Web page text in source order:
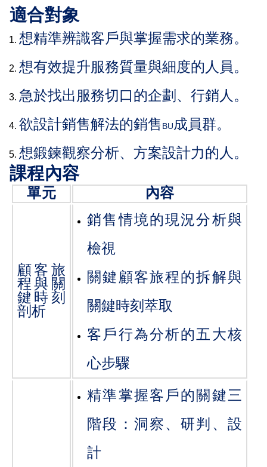
適合對象
想精準辨識客戶與掌握需求的業務。
想有效提升服務質量與細度的人員。
急於找出服務切口的企劃、行銷人。
欲設計銷售解法的銷售 BU成員群。
想鍛鍊觀察分析、方案設計力的人。
課程內容
單元 內容
顧客旅
程與關
鍵時刻
剖析
銷售情境的現況分析與
檢視
關鍵顧客旅程的拆解與
關鍵時刻萃取
客戶行為分析的五大核
心步驟
精準掌握客戶的關鍵三
階段：洞察、研判、設
計